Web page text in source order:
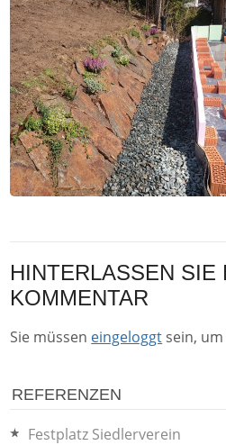
HINTERLASSEN SIE
KOMMENTAR
Sie müssen eingeloggt sein,
REFERENZEN
Festplatz Siedlerverein